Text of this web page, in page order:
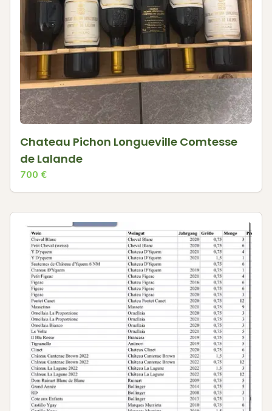
Chateau Pichon Longueville Comtesse
de Lalande
700 €